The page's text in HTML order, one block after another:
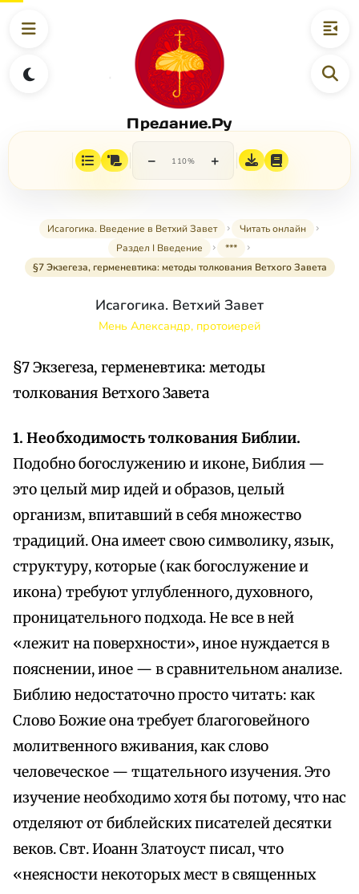
Предание.Ру
− 110% +
Исагогика. Введение в Ветхий Завет
Читать онлайн
Раздел I Введение
***
§7 Экзегеза, герменевтика: методы толкования Ветхого Завета
Исагогика. Ветхий Завет
Мень Александр, протоиерей
§7 Экзегеза, герменевтика: методы
толкования Ветхого Завета
1. Необходимость толкования Библии.
Подобно богослужению и иконе, Библия —
это целый мир идей и образов, целый
организм, впитавший в себя множество
традиций. Она имеет свою символику, язык,
структуру, которые (как богослужение и
икона) требуют углубленного, духовного,
проницательного подхода. Не все в ней
«лежит на поверхности», иное нуждается в
пояснении, иное — в сравнительном анализе.
Библию недостаточно просто читать: как
Слово Божие она требует благоговейного
молитвенного вживания, как слово
человеческое — тщательного изучения. Это
изучение необходимо хотя бы потому, что нас
отделяют от библейских писателей десятки
веков. Свт. Иоанн Златоуст писал, что
«неясности некоторых мест в священных